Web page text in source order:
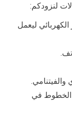
لنزودكم:
ليعمل
والفيتنامي.
الخطوط في